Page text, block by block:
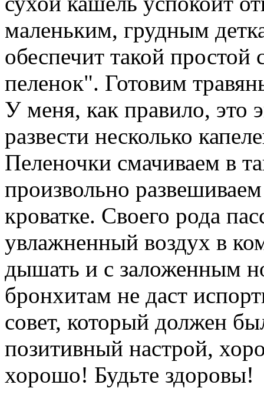
маленьким, грудным
обеспечит такой
пеленок". Готовим
У меня, как правило,
развести несколько
Пеленочки смачиваем в
произвольно
кроватке. Своего рода
увлажненный воздух в
дышать и с заложенным
бронхитам не даст
совет, который должен
позитивный настрой,
хорошо! Будьте здоровы!